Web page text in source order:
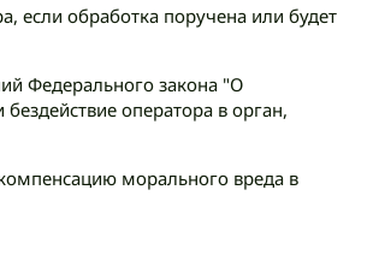
если обработка поручена или будет
Федерального закона "О
оператора в орган,
морального вреда в